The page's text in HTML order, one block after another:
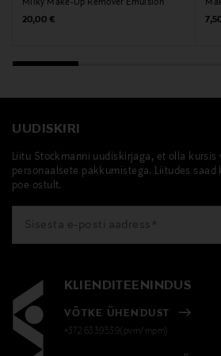
Nivea, silmameigieemaldaja
Milky Make-Up Remover Emulsion
Original Price
20,00 €
UUDISKIRI
Liitu Stockmanni uudiskirjaga, et olla kursis
personaalsete pakkumistega. Liitudes saad
poe ostult.
KLIENDITEENINDUS
VÕTKE ÜHENDUST
+372 6339539(pvm/mpm)